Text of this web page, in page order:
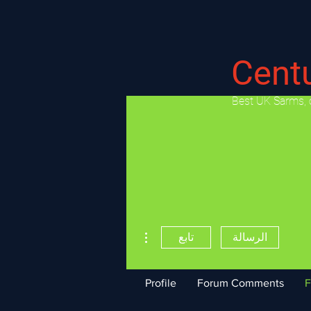
​Best UK
الرسالة تابع
Profile Forum Comments